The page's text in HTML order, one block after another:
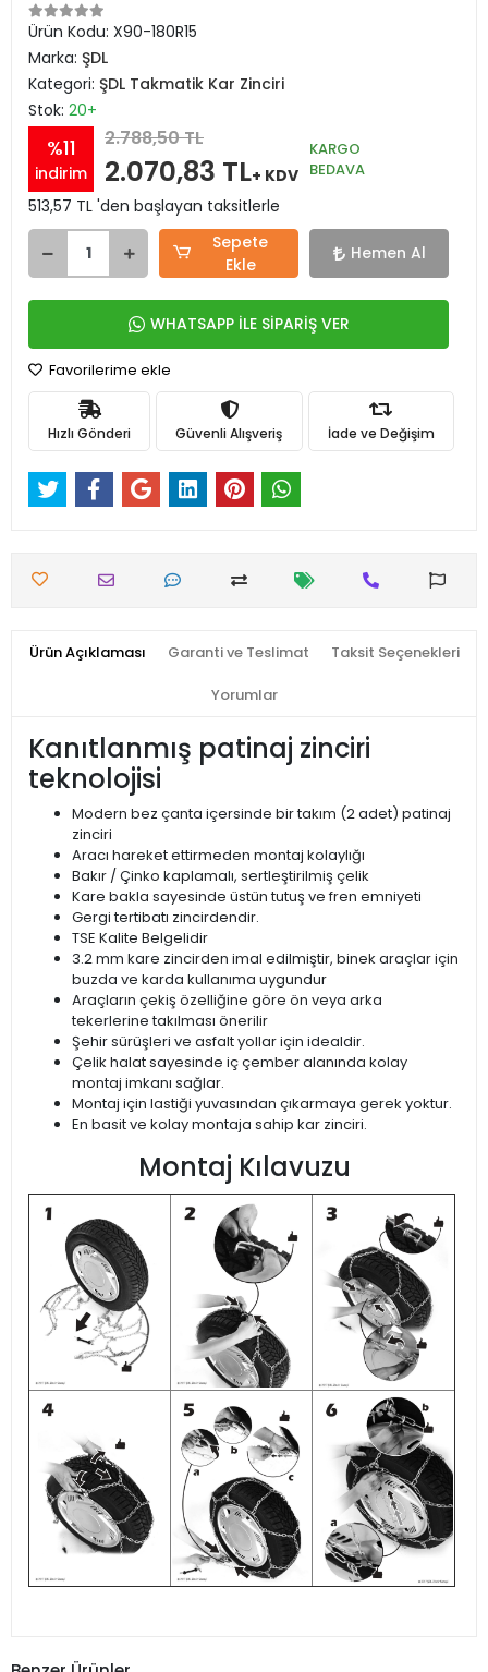
Ürün Kodu: X90-180R15
Marka: ŞDL
Kategori: ŞDL Takmatik Kar Zinciri
Stok: 20+
%11
indirim
2.788,50 TL
2.070,83 TL+ KDV
KARGO
BEDAVA
513,57 TL 'den başlayan taksitlerle
Sepete
Ekle
Hemen Al
WHATSAPP İLE SİPARİŞ VER
Favorilerime ekle
Hızlı Gönderi Güvenli Alışveriş İade ve Değişim
Ürün Açıklaması Garanti ve Teslimat Taksit Seçenekleri
Yorumlar
Kanıtlanmış patinaj zinciri
teknolojisi
Modern bez çanta içersinde bir takım (2 adet) patinaj
zinciri
Aracı hareket ettirmeden montaj kolaylığı
Bakır / Çinko kaplamalı, sertleştirilmiş çelik
Kare bakla sayesinde üstün tutuş ve fren emniyeti
Gergi tertibatı zincirdendir.
TSE Kalite Belgelidir
3.2 mm kare zincirden imal edilmiştir, binek araçlar için
buzda ve karda kullanıma uygundur
Araçların çekiş özelliğine göre ön veya arka
tekerlerine takılması önerilir
Şehir sürüşleri ve asfalt yollar için idealdir.
Çelik halat sayesinde iç çember alanında kolay
montaj imkanı sağlar.
Montaj için lastiği yuvasından çıkarmaya gerek yoktur.
En basit ve kolay montaja sahip kar zinciri.
Montaj Kılavuzu